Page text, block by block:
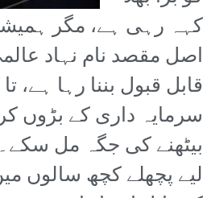
کہہ رہی ہے، مگر
اصل مقصد نام نہاد
قابل قبول بننا رہا ہے،
سرمایہ داری کے بڑوں
بیٹھنے کی جگہ مل
لیے پچھلے کچھ سالوں